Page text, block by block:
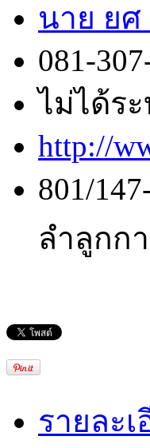
นาย ย
081-
ไม่ได้ระ
http://
801/
ลำลูกก
รายละเ